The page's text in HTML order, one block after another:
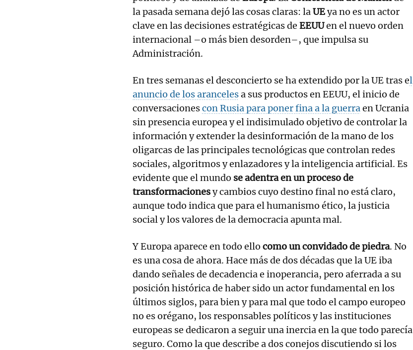
la pasada semana dejó las cosas claras: laUEya no es un actor
clave en las decisiones estratégicas de EEUUen el nuevo orden
internacional –o más bien desorden–, que impulsa su
Administración.
En tres semanas el desconcierto se ha extendido por la UE tras el
anuncio de los arancelesa sus productos en EEUU, el inicio de
conversacionescon Rusia para poner fina a la guerraen Ucrania
sin presencia europea y el indisimulado objetivo de controlar la
información y extender la desinformación de la mano de los
oligarcas de las principales tecnológicas que controlan redes
sociales, algoritmos y enlazadores y la inteligencia artificial. Es
evidente que el mundo se adentra en un proceso de
transformacionesy cambios cuyo destino final no está claro,
aunque todo indica que para el humanismo ético, la justicia
social y los valores de la democracia apunta mal.
Y Europa aparece en todo ello como un convidado de piedra. No
es una cosa de ahora. Hace más de dos décadas que la UE iba
dando señales de decadencia e inoperancia, pero aferrada a su
posición histórica de haber sido un actor fundamental en los
últimos siglos, para bien y para mal que todo el campo europeo
no es orégano, los responsables políticos y las instituciones
europeas se dedicaron a seguir una inercia en la que todo parecía
seguro. Como la que describe a dos conejos discutiendo si los